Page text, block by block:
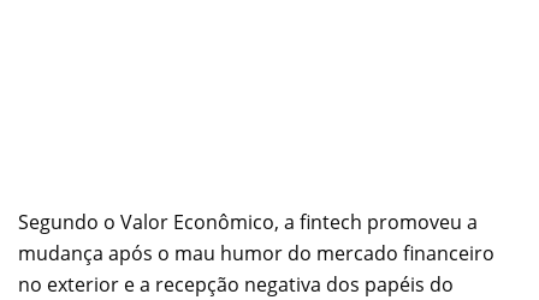
Segundo o Valor Econômico, a fintech promoveu a
mudança após o mau humor do mercado financeiro
no exterior e a recepção negativa dos papéis do